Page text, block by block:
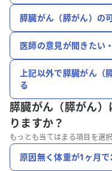
膵臓がん（膵がん）の
医師の意見が聞きたい
上記以外で膵臓がん（
る
膵臓がん（膵がん）
りますか？
もっとも当てはまる項目を選
原因無く体重が1ヶ月